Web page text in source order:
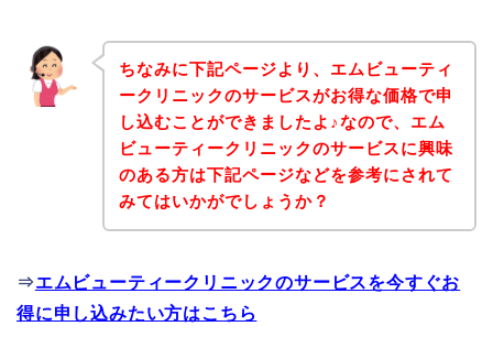
ちなみに下記ページより、エムビューティ
ークリニックのサービスがお得な価格で申
し込むことができましたよ♪なので、エム
ビューティークリニックのサービスに興味
のある方は下記ページなどを参考にされて
みてはいかがでしょうか？
⇒エムビューティークリニックのサービスを今すぐお
得に申し込みたい方はこちら